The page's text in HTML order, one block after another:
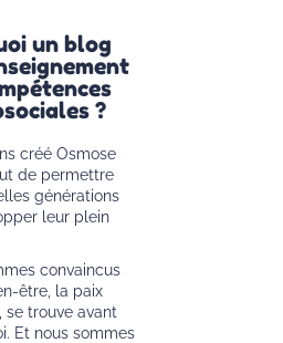
un blog
?
créé Osmose
de permettre
générations
leur plein
convaincus
être, la paix
se trouve avant
Et nous sommes